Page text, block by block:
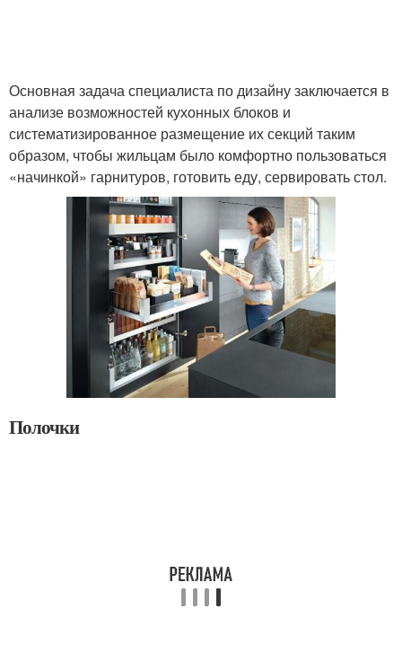
Основная задача специалиста по дизайну заключается в
анализе возможностей кухонных блоков и
систематизированное размещение их секций таким
образом, чтобы жильцам было комфортно пользоваться
«начинкой» гарнитуров, готовить еду, сервировать стол.
Полочки